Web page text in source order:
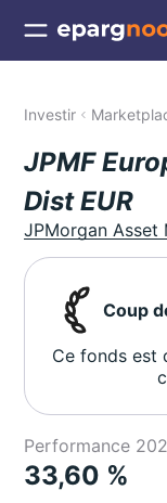
Investir
JPMF
Dist EUR
JPMorgan Asset
Coup
Ce fonds est
Performance
33,60 %